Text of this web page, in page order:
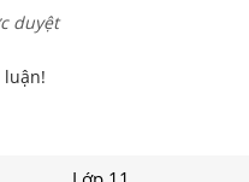
duyệt